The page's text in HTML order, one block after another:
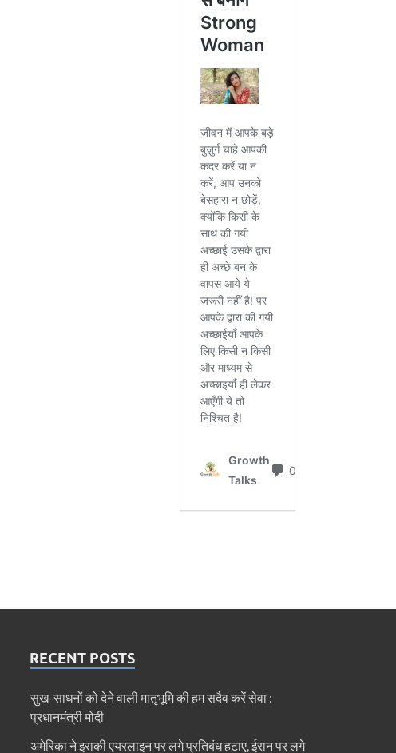
RECENT POSTS
सुख-साधनों को देने वाली मातृभूमि की हम सदैव करें सेवा :
प्रधानमंत्री मोदी
अमेरिका ने इराकी एयरलाइन पर लगे प्रतिबंध हटाए, ईरान पर लगे